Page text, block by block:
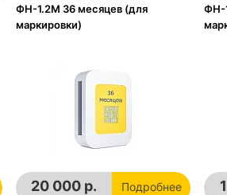
ФН-1.2М 36 месяцев (для
маркировки)
20 000 р. Подробнее
ФН-